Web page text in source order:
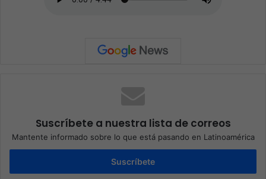
Suscríbete a nuestra lista de correos
Mantente informado sobre lo que está pasando en Latinoamérica
Suscríbete